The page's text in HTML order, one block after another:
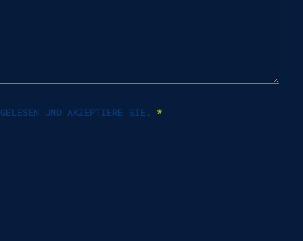
GELESEN UND AKZEPTIERE SIE. *